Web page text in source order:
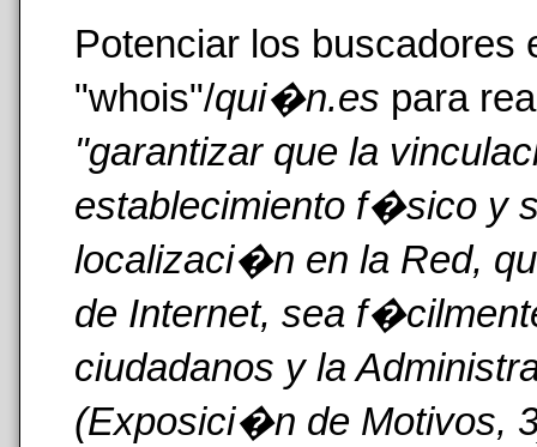
Potenciar los
"whois"/qui�n.es para
"garantizar que la
establecimiento f�sico y
localizaci�n en la Red,
de Internet, sea
ciudadanos y la
(Exposici�n de Motivos,